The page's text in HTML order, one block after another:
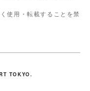
使用・転載することを禁
TOKYO.